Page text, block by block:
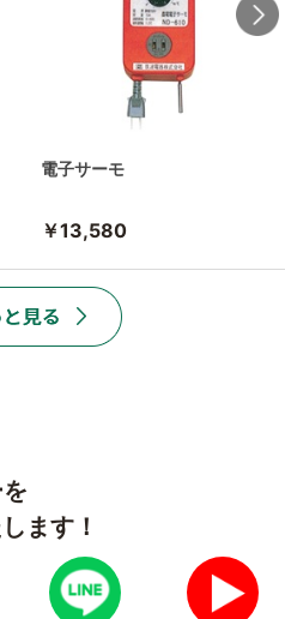
電子サーモ
￥13,580
ます！